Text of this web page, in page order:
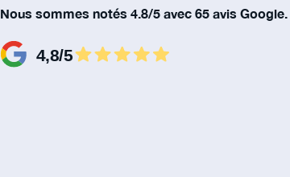
Nous sommes notés 4.8/5 avec 65 avis Google.